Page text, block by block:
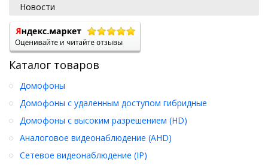
Новости
Каталог товаров
Домофоны
Домофоны с удаленным доступом гибридные
Домофоны с высоким разрешением (HD)
Аналоговое видеонаблюдение (AHD)
Сетевое видеонаблюдение (IP)